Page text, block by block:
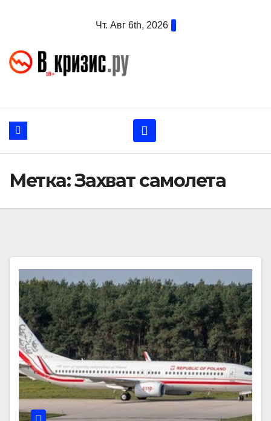
Чт. Авг 6th, 2026
Метка:Захват самолета